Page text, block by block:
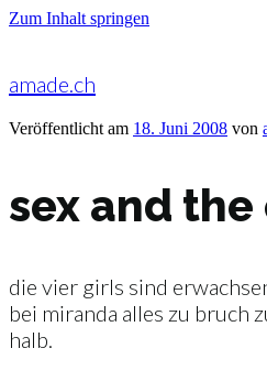
Zum Inhalt springen
amade.ch
Veröffentlicht am 18. Juni 2008 von
sex and
die vier girls sind
bei miranda alles zu bruch
halb.